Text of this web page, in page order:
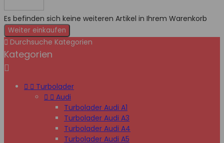
Es befinden sich keine weiteren Artikel in Ihrem Warenkorb
Weiter einkaufen
 Durchsuche Kategorien
Kategorien

  Turbolader
  Audi
Turbolader Audi A1
Turbolader Audi A3
Turbolader Audi A4
Turbolader Audi A5